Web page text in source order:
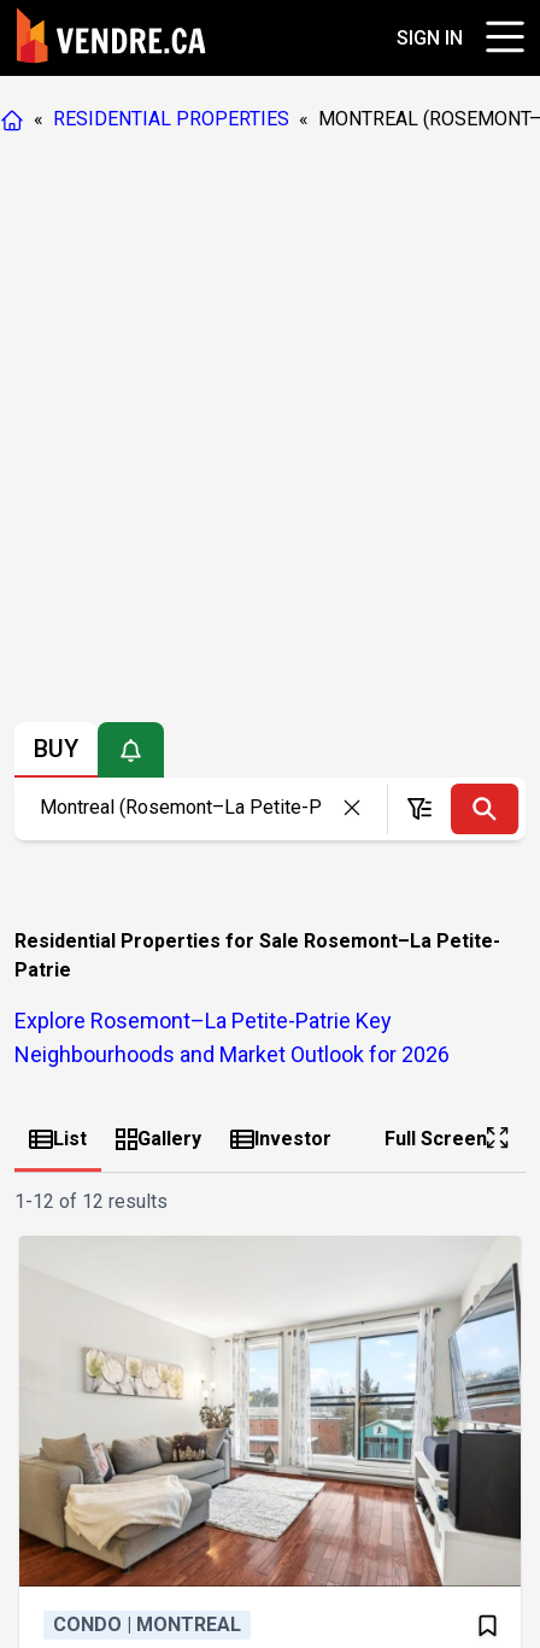
SIGN IN
« RESIDENTIAL PROPERTIES « MONTREAL
BUY
Residential Properties for Sale Rosemont–La Petite-
Patrie
Explore Rosemont–La Petite-Patrie Key
Neighbourhoods and Market Outlook for 2026
List Gallery Investor Full Screen
1-12 of 12 results
CONDO | MONTREAL